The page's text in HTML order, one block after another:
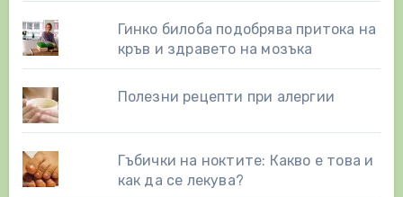
Гинко билоба подобрява притока на
кръв и здравето на мозъка
Полезни рецепти при алергии
Гъбички на ноктите: Какво е това и
как да се лекува?